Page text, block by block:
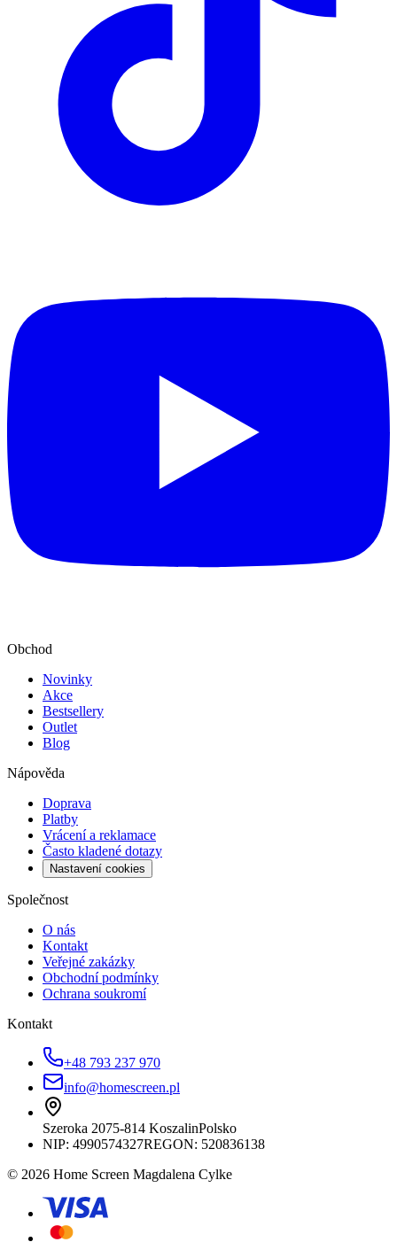
Obchod
Novinky
Akce
Bestsellery
Outlet
Blog
Nápověda
Doprava
Platby
Vrácení a reklamace
Často kladené dotazy
Nastavení cookies
Společnost
O nás
Kontakt
Veřejné zakázky
Obchodní podmínky
Ochrana soukromí
Kontakt
+48 793 237 970
info@homescreen.pl
Szeroka 2075-814 KoszalinPolsko
NIP: 4990574327REGON: 520836138
© 2026 Home Screen Magdalena Cylke